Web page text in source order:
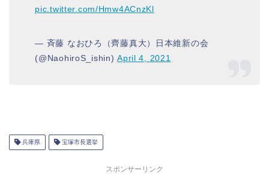
pic.twitter.com/Hmw4ACnzKl
— 斉藤 なおひろ（齊藤真大）日本維新の会
(@NaohiroS_ishin)April 4, 2021
兵庫県 宝塚市長選挙
スポンサーリンク